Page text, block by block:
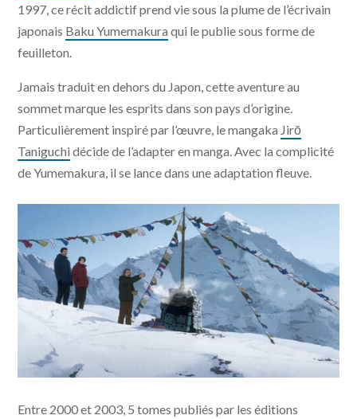
1997, ce récit addictif prend vie sous la plume de l’écrivain
japonais Baku Yumemakura qui le publie sous forme de
feuilleton.
Jamais traduit en dehors du Japon, cette aventure au
sommet marque les esprits dans son pays d’origine.
Particulièrement inspiré par l’œuvre, le mangaka Jirō
Taniguchi décide de l’adapter en manga. Avec la complicité
de Yumemakura, il se lance dans une adaptation fleuve.
/ Mélusine Productions / France 3 Cinéma / AuRA
Entre 2000 et 2003, 5 tomes publiés par les éditions